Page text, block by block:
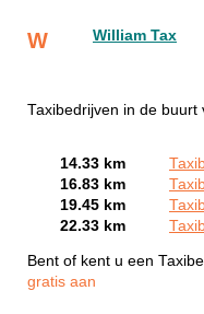
W William Tax
Taxibedrijven in de buurt
14.33 km
16.83 km
19.45 km
22.33 km
Bent of kent u een
gratis aan